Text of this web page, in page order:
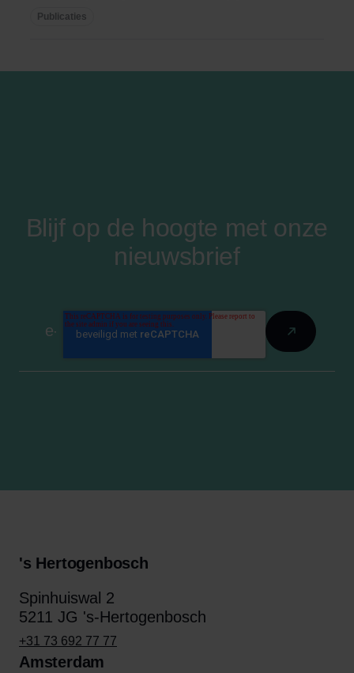
...Publicaties
Blijf op de hoogte met onze
nieuwsbrief
's Hertogenbosch
Spinhuiswal 2
5211 JG 's-Hertogenbosch
+31 73 692 77 77
Amsterdam